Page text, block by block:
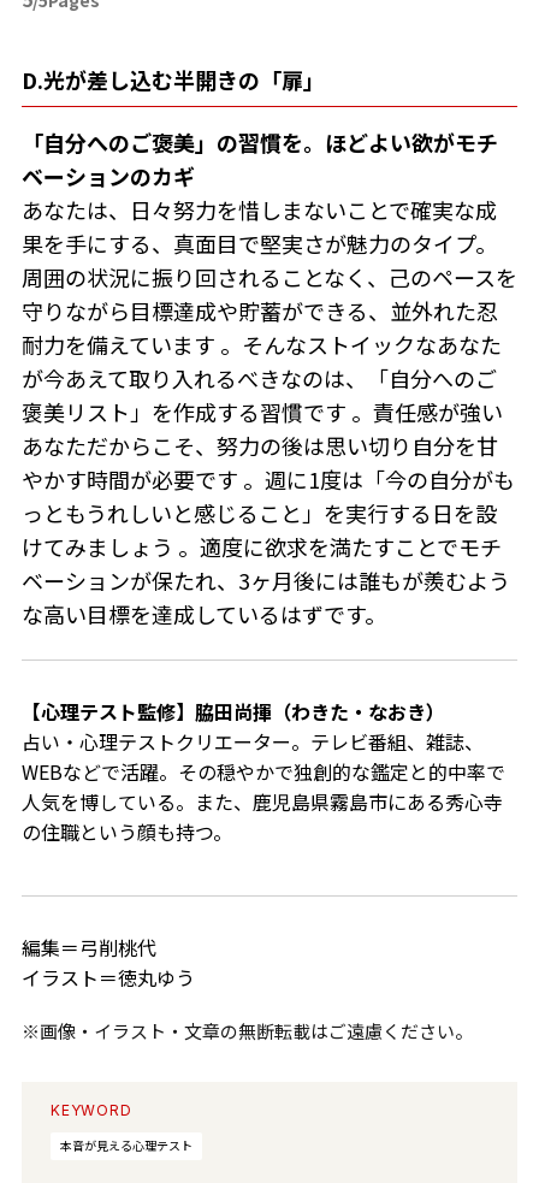
D.光が差し込む半開きの「扉」
「自分へのご褒美」の習慣を。ほどよい欲がモチ
ベーションのカギ
あなたは、日々努力を惜しまないことで確実な成
果を手にする、真面目で堅実さが魅力のタイプ。
周囲の状況に振り回されることなく、己のペースを
守りながら目標達成や貯蓄ができる、並外れた忍
耐力を備えています 。そんなストイックなあなた
が今あえて取り入れるべきなのは、「自分へのご
褒美リスト」を作成する習慣です 。責任感が強い
あなただからこそ、努力の後は思い切り自分を甘
やかす時間が必要です 。週に1度は「今の自分がも
っともうれしいと感じること」を実行する日を設
けてみましょう 。適度に欲求を満たすことでモチ
ベーションが保たれ、3ヶ月後には誰もが羨むよう
な高い目標を達成しているはずです。
【心理テスト監修】脇田尚揮（わきた・なおき）
占い・心理テストクリエーター。 テレビ番組、雑誌、
WEBなどで活躍。その穏やかで独創的な鑑定と的中率で
人気を博している。また、鹿児島県霧島市にある秀心寺
の住職という顔も持つ。
編集＝弓削桃代
イラスト＝徳丸ゆう
※画像・イラスト・文章の無断転載はご遠慮ください。
KEYWORD
本音が見える心理テスト